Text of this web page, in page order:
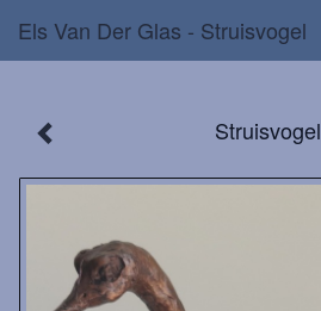
Els Van Der Glas - Struisvogel
Struisvogel